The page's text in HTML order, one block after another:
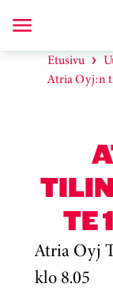
Etusivu
Atria Oyj:n
TE
Atria Oyj
klo 8.05